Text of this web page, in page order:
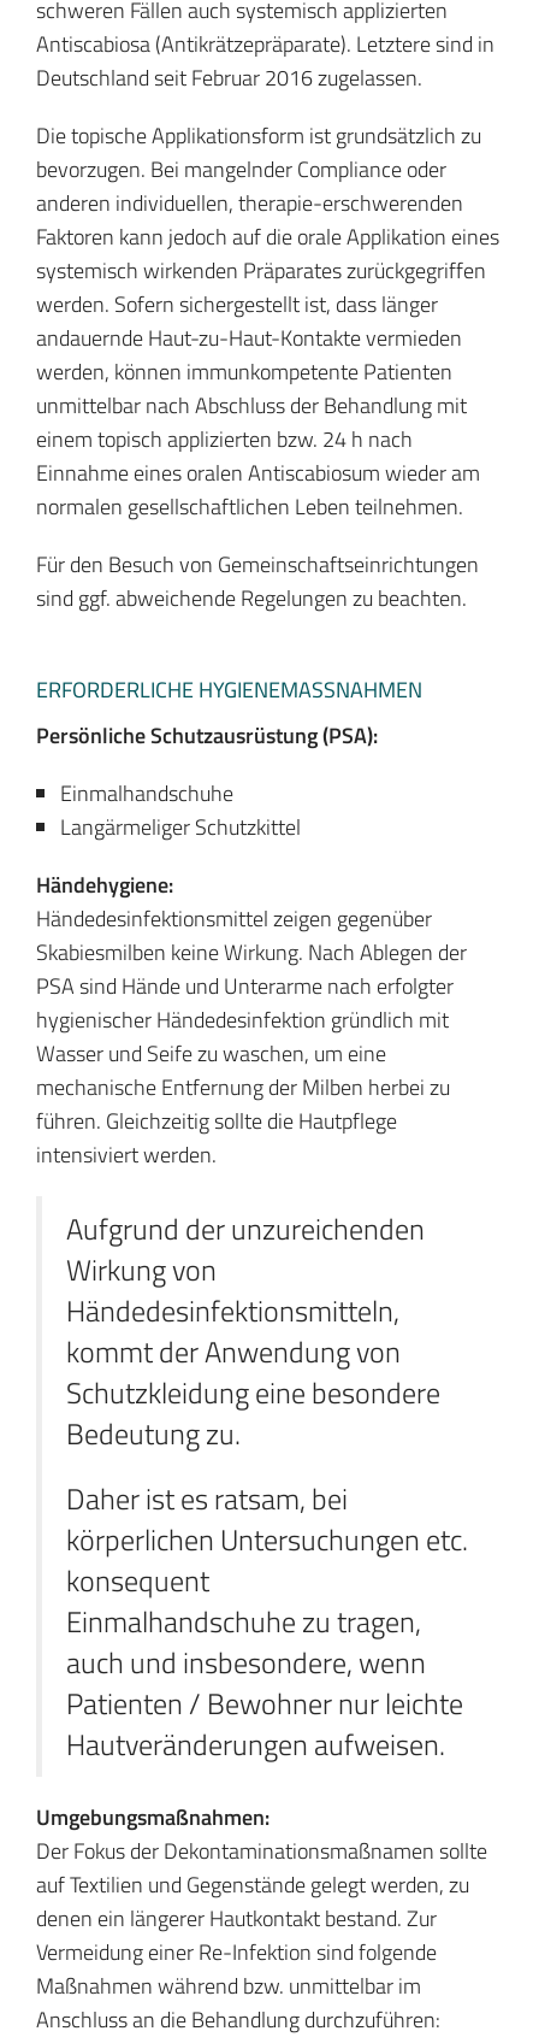
schweren Fällen auch systemisch applizierten
Antiscabiosa (Antikrätzepräparate). Letztere sind in
Deutschland seit Februar 2016 zugelassen.
Die topische Applikationsform ist grundsätzlich zu
bevorzugen. Bei mangelnder Compliance oder
anderen individuellen, therapie-erschwerenden
Faktoren kann jedoch auf die orale Applikation eines
systemisch wirkenden Präparates zurückgegriffen
werden. Sofern sichergestellt ist, dass länger
andauernde Haut-zu-Haut-Kontakte vermieden
werden, können immunkompetente Patienten
unmittelbar nach Abschluss der Behandlung mit
einem topisch applizierten bzw. 24 h nach
Einnahme eines oralen Antiscabiosum wieder am
normalen gesellschaftlichen Leben teilnehmen.
Für den Besuch von Gemeinschaftseinrichtungen
sind ggf. abweichende Regelungen zu beachten.
ERFORDERLICHE HYGIENEMASSNAHMEN
Persönliche Schutzausrüstung (PSA):
Einmalhandschuhe
Langärmeliger Schutzkittel
Händehygiene:
Händedesinfektionsmittel zeigen gegenüber
Skabiesmilben keine Wirkung. Nach Ablegen der
PSA sind Hände und Unterarme nach erfolgter
hygienischer Händedesinfektion gründlich mit
Wasser und Seife zu waschen, um eine
mechanische Entfernung der Milben herbei zu
führen. Gleichzeitig sollte die Hautpflege
intensiviert werden.
Aufgrund der unzureichenden
Wirkung von
Händedesinfektionsmitteln,
kommt der Anwendung von
Schutzkleidung eine besondere
Bedeutung zu.
Daher ist es ratsam, bei
körperlichen Untersuchungen etc.
konsequent
Einmalhandschuhe zu tragen,
auch und insbesondere, wenn
Patienten / Bewohner nur leichte
Hautveränderungen aufweisen.
Umgebungsmaßnahmen:
Der Fokus der Dekontaminationsmaßnamen sollte
auf Textilien und Gegenstände gelegt werden, zu
denen ein längerer Hautkontakt bestand. Zur
Vermeidung einer Re-Infektion sind folgende
Maßnahmen während bzw. unmittelbar im
Anschluss an die Behandlung durchzuführen: